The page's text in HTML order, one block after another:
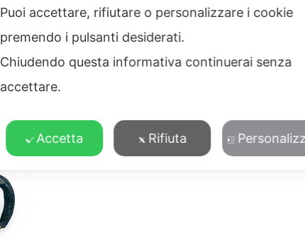
Finiture:placcato oro
100% Made in Italy
Puoi accettare, rifiutare o personalizzare i cookie
premendo i pulsanti desiderati.
Chiudendo questa informativa continuerai senza
accettare.
Accetta Rifiuta